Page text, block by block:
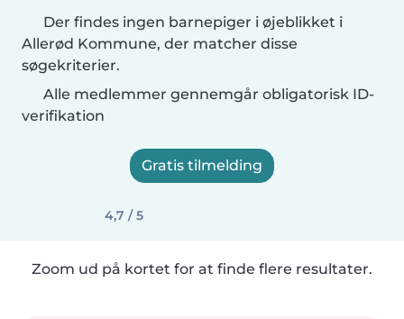
Der findes ingen barnepiger i øjeblikket i
Allerød Kommune, der matcher disse
søgekriterier.
Alle medlemmer gennemgår obligatorisk ID-
verifikation
Gratis tilmelding
4,7 / 5
Zoom ud på kortet for at finde flere resultater.